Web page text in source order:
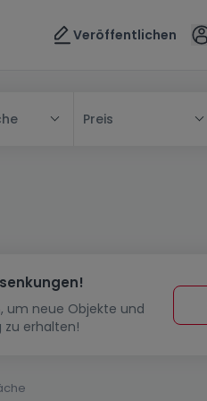
Veröffentlichen
Preis
um neue Objekte und
zu erhalten!